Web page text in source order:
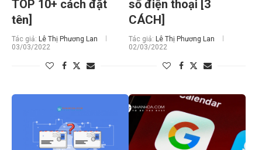
TOP 10+ cách đặt
tên]
Tác giả: Lê Thị Phương Lan
03/03/2022
số điện thoại [3
CÁCH]
Tác giả: Lê Thị Phương Lan
02/03/2022